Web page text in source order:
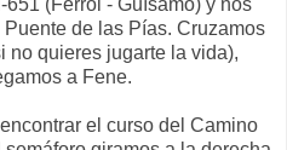
de las Pías. Cruzamos
no quieres jugarte la vida),
a Fene.
el curso del Camino